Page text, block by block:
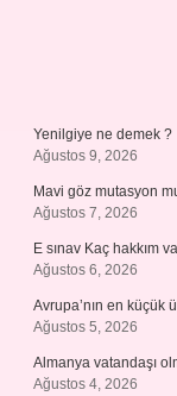
Yenilgiye ne demek ?
Ağustos 9, 2026
Mavi göz mutasyon
Ağustos 7, 2026
E sınav Kaç hakkım
Ağustos 6, 2026
Avrupa’nın en küçük
Ağustos 5, 2026
Almanya vatandaşı
Ağustos 4, 2026